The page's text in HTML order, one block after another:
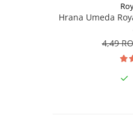
Hrana Umeda
4,49